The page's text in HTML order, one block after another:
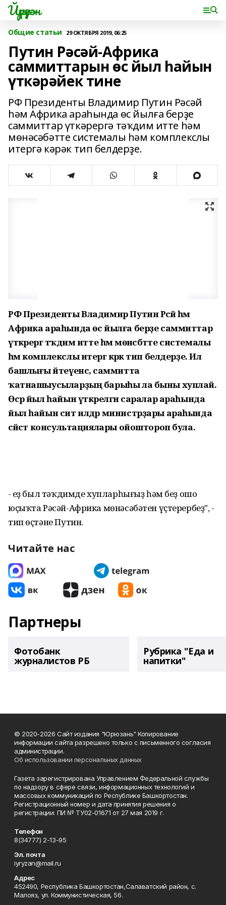
Йүрүҙән
Общие статьи 29 ОКТЯБРЯ 2019, 06:25
Путин Рәсәй-Африка
саммиттарын өс йыл һайын
үткәрәйек тине
РФ Президенты Владимир Путин Рәсәй
һәм Африка араһында өс йылға берҙе
саммиттар үткәрергә тәҡдим итте һәм
мөнәсәбәтте системалы һәм комплекслы
итергә кәрәк тип белдерҙе.
РФ Президенты Владимир Путин Рәсәй һәм
Африка араһында өс йылға берҙе саммиттар
үткәрергә тәҡдим итте һәм мөнәсәбәтте системалы
һәм комплекслы итергә кәрәк тип белдерҙе. Ил
башлығы әйтеүенсә, саммитта
ҡатнашыусыларҙың барыһы ла быны хуплай.
Өсәр йыл һайын үткәрелгән саралар араһында
йыл һайын сит илдәр министрҙары араһында
сәйәсәт консультациялары ойоштороп була.
- Һеҙ был тәҡдимде хупларһығыҙ һәм беҙ ошо
юҫыҡта Рәсәй-Африка мөнәсәбәтен үҫтерербеҙ", -
тип өҫтәне Путин.
Читайте нас
Партнеры
Фотобанк
журналистов РБ
Рубрика "Еда и
напитки"
© 2020-2026 Сайт издания "Юрюзань" Копирование
информации сайта разрешено только с письменного согласия
администрации.
Об использовании персональных данных
Газета зарегистрирована Управлением Федеральной службы
по надзору в сфере связи, информационных технологий и
массовых коммуникаций по Республике Башкортостан.
Регистрационный номер и дата принятия решения о
регистрации: ПИ № ТУ02-01671 от 27 мая 2019 г.
Телефон
8(34777) 2-13-95
Эл. почта
iyryzan@mail.ru
Адрес
452490, Республика Башкортостан,Салаватский район, с.
Малояз, ул. Коммунистическая, 56.